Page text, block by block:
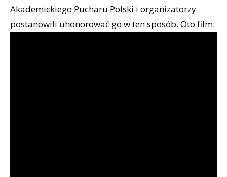
Akademickiego Pucharu Polski i organizatorzy
postanowili uhonorować go w ten sposób. Oto film: